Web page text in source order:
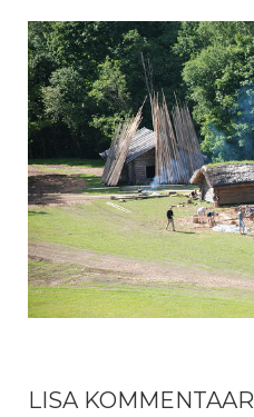
LISA KOMMENTAAR